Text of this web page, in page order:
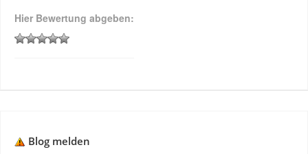
Hier Bewertung abgeben:
Blog melden